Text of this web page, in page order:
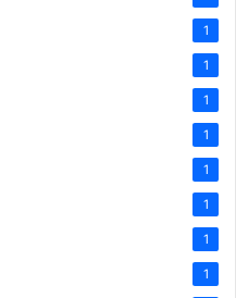
1
1
1
1
1
1
1
1